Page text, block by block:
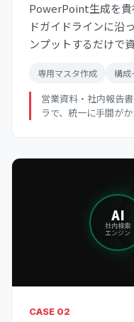
PowerPoint生成を貴
ドガイドラインに沿
ンプットするだけで
専用マスタ作成 構成
営業資料・社内報告
ラで、統一に手間がか
AI
社内検索
エンジン
CASE 02